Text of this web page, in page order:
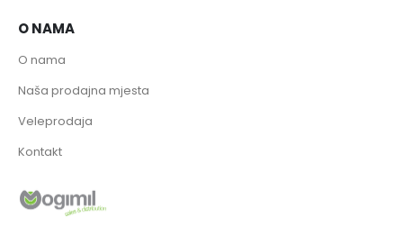
O NAMA
O nama
Naša prodajna mjesta
Veleprodaja
Kontakt